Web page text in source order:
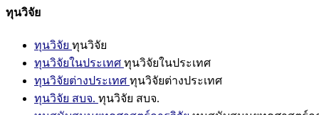
ทุนวิจัย
ทุนวิจัย ทุนวิจัย
ทุนวิจัยในประเทศ ทุนวิจัยในประเทศ
ทุนวิจัยต่างประเทศ ทุนวิจัยต่างประเทศ
ทุนวิจัย สบจ. ทุนวิจัย สบจ.